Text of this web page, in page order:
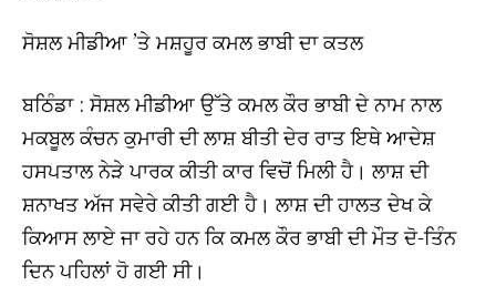
ਸੋਸ਼ਲ ਮੀਡੀਆ ’ਤੇ ਮਸ਼ਹੂਰ ਕਮਲ ਭਾਬੀ ਦਾ ਕਤਲ
ਬਠਿੰਡਾ : ਸੋਸ਼ਲ ਮੀਡੀਆ ਉੱਤੇ ਕਮਲ ਕੌਰ ਭਾਬੀ ਦੇ ਨਾਮ ਨਾਲ
ਮਕਬੂਲ ਕੰਚਨ ਕੁਮਾਰੀ ਦੀ ਲਾਸ਼ ਬੀਤੀ ਦੇਰ ਰਾਤ ਇਥੇ ਆਦੇਸ਼
ਹਸਪਤਾਲ ਨੇੜੇ ਪਾਰਕ ਕੀਤੀ ਕਾਰ ਵਿਚੋਂ ਮਿਲੀ ਹੈ। ਲਾਸ਼ ਦੀ
ਸ਼ਨਾਖਤ ਅੱਜ ਸਵੇਰੇ ਕੀਤੀ ਗਈ ਹੈ। ਲਾਸ਼ ਦੀ ਹਾਲਤ ਦੇਖ ਕੇ
ਕਿਆਸ ਲਾਏ ਜਾ ਰਹੇ ਹਨ ਕਿ ਕਮਲ ਕੌਰ ਭਾਬੀ ਦੀ ਮੌਤ ਦੋ-ਤਿੰਨ
ਦਿਨ ਪਹਿਲਾਂ ਹੋ ਗਈ ਸੀ।